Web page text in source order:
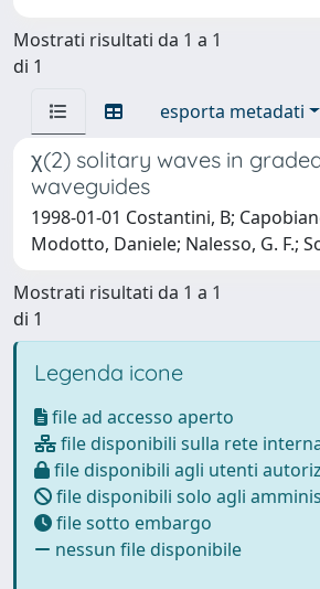
Mostrati risultati da 1 a 1
di 1
esporta metadati
χ(2) solitary waves in
waveguides
1998-01-01 Costantini, B;
Modotto, Daniele; Nalesso, G. F.;
Mostrati risultati da 1 a 1
di 1
Legenda icone
file ad accesso aperto
file disponibili sulla rete
file disponibili agli utenti
file disponibili solo agli
file sotto embargo
nessun file disponibile